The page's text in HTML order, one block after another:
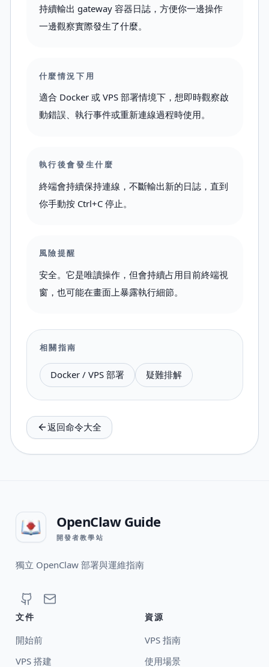
持續輸出 gateway 容器日誌，方便你一邊操作
一邊觀察實際發生了什麼。
什麼情況下用
適合 Docker 或 VPS 部署情境下，想即時觀察啟
動錯誤、執行事件或重新連線過程時使用。
執行後會發生什麼
終端會持續保持連線，不斷輸出新的日誌，直到
你手動按 Ctrl+C 停止。
風險提醒
安全。它是唯讀操作，但會持續占用目前終端視
窗，也可能在畫面上暴露執行細節。
相關指南
Docker / VPS 部署 疑難排解
返回命令大全
OpenClaw Guide
開發者教學站
獨立 OpenClaw 部署與運維指南
文件
開始前
VPS 搭建
資源
VPS 指南
使用場景